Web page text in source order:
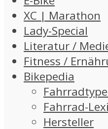
XC | Marathon
Lady-Special
Literatur /
Fitness /
Bikepedia
Fahrrad-
Hersteller